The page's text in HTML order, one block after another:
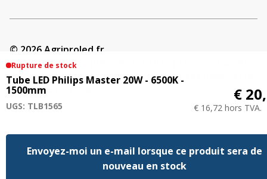
Rupture de stock
Tube LED Philips Master 20W - 6500K -
1500mm
UGS: TLB1565
€
€ 16,72 hors TVA.
Envoyez-moi un e-mail lorsque ce produit sera de
nouveau en stock
© 2026 Agriproled.fr
Tous les prix comprennent la TVA. | Les prix barrés
indiquent les précédents tarifs proposés dans cette
boutique en ligne.